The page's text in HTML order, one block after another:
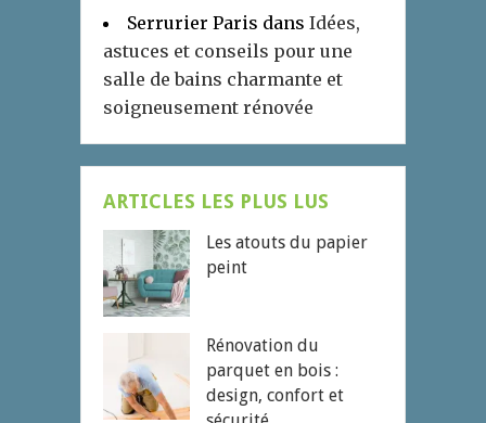
Serrurier Paris dans Idées,
astuces et conseils pour une
salle de bains charmante et
soigneusement rénovée
ARTICLES LES PLUS LUS
Les atouts du papier
peint
Rénovation du
parquet en bois :
design, confort et